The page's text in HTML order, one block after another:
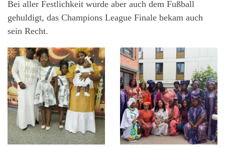
Bei aller Festlichkeit wurde aber auch dem Fußball
gehuldigt, das Champions League Finale bekam auch
sein Recht.